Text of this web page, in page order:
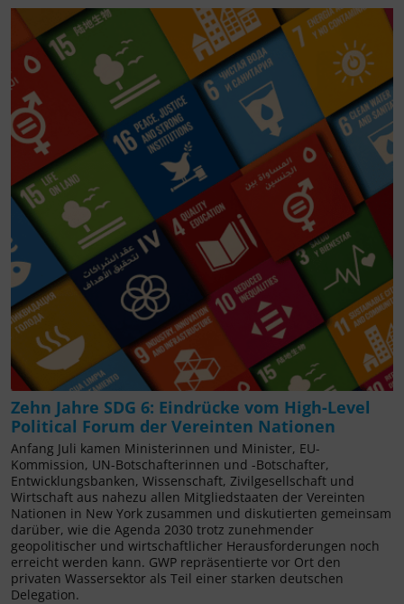
Zehn Jahre SDG 6: Eindrücke vom High-Level
Political Forum der Vereinten Nationen
Anfang Juli kamen Ministerinnen und Minister, EU-
Kommission, UN-Botschafterinnen und -Botschafter,
Entwicklungsbanken, Wissenschaft, Zivilgesellschaft und
Wirtschaft aus nahezu allen Mitgliedstaaten der Vereinten
Nationen in New York zusammen und diskutierten gemeinsam
darüber, wie die Agenda 2030 trotz zunehmender
geopolitischer und wirtschaftlicher Herausforderungen noch
erreicht werden kann. GWP repräsentierte vor Ort den
privaten Wassersektor als Teil einer starken deutschen
Delegation.